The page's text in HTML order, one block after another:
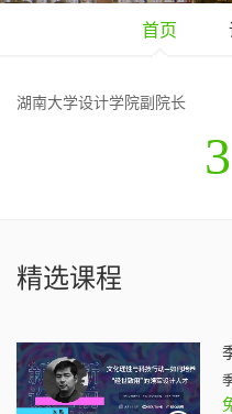
首页
湖南大学设计学院副院长
3
精选课程